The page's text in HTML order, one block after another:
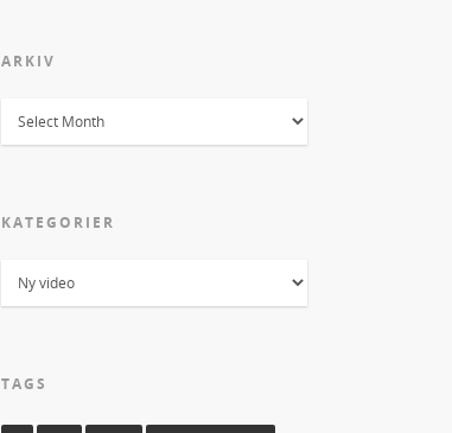
ARKIV
KATEGORIER
TAGS